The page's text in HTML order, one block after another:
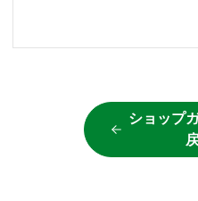
ショップ